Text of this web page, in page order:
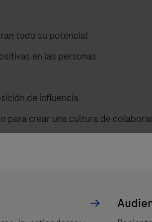
todo su potencial
en las personas
de influencia
para crear una cultura de